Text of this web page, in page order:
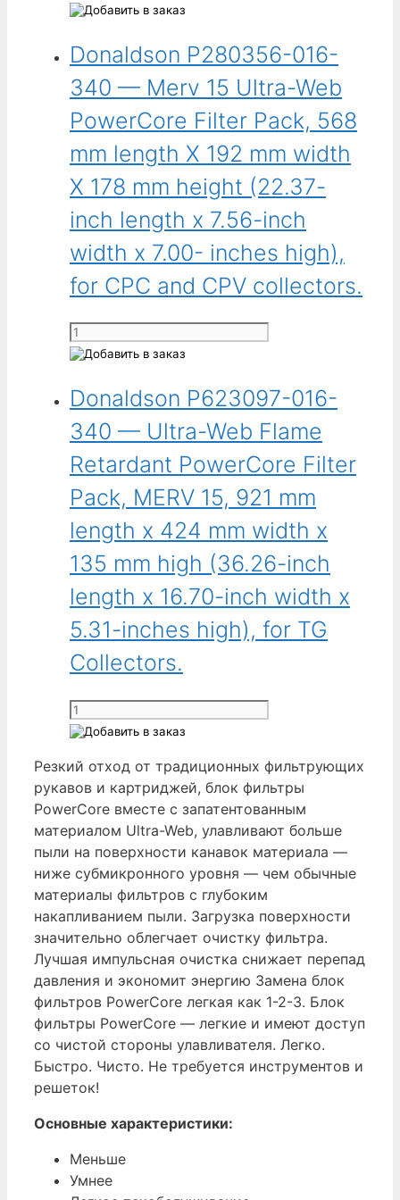
товара
P033818-
016-
340
-
Фильтрационный
пакет
Ultra-
Web
Spunbond
PowerCore,
длина
921,00 мм
ширина
543,05 мм
высота
134,87 мм
(5,31 дюйма).
Для
пылеулавливателей
V
Series.
Donaldson P280356-016-
340 — Merv 15 Ultra-Web
PowerCore Filter Pack, 568
mm length X 192 mm width
X 178 mm height (22.37-
inch length x 7.56-inch
width x 7.00- inches high),
for CPC and CPV collectors.
Количество
товара
P280356-
340
-
Merv
15
Ultra-
Web
PowerCore
Filter
Pack,
568
mm
length
192
mm
width
X
178
mm
height
(22.37-
inch
length
x
7.56-
inch
width
x
7.00-
inches
high),
CPC
CPV
collectors.
Donaldson P623097-016-
340 — Ultra-Web Flame
Retardant PowerCore Filter
Pack, MERV 15, 921 mm
length x 424 mm width x
135 mm high (36.26-inch
length x 16.70-inch width x
5.31-inches high), for TG
Collectors.
Количество
товара
P623097-
016-
340
-
Ultra-
Web
Flame
Retardant
PowerCore
Filter
Pack,
MERV
15,
921
mm
length
mm
width
Резкий отход от традиционных фильтрующих
рукавов и картриджей, блок фильтры
PowerCore вместе с запатентованным
материалом Ultra-Web, улавливают больше
пыли на поверхности канавок материала —
ниже субмикронного уровня — чем обычные
материалы фильтров с глубоким
накапливанием пыли. Загрузка поверхности
значительно облегчает очистку фильтра.
Лучшая импульсная очистка снижает перепад
давления и экономит энергию Замена блок
фильтров PowerCore легкая как 1-2-3. Блок
фильтры PowerCore — легкие и имеют доступ
со чистой стороны улавливателя. Легко.
Быстро. Чисто. Не требуется инструментов и
решеток!
Основные характеристики:
Меньше
Умнее